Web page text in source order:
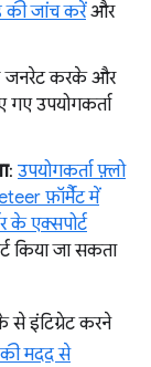
की जांच करेंऔर
जनरेट करके और
गए उपयोगकर्ता
: उपयोगकर्ता फ़्लो
फ़ॉर्मैट में
के एक्सपोर्ट
किया जा सकता
से इंटिग्रेट करने
मदद से